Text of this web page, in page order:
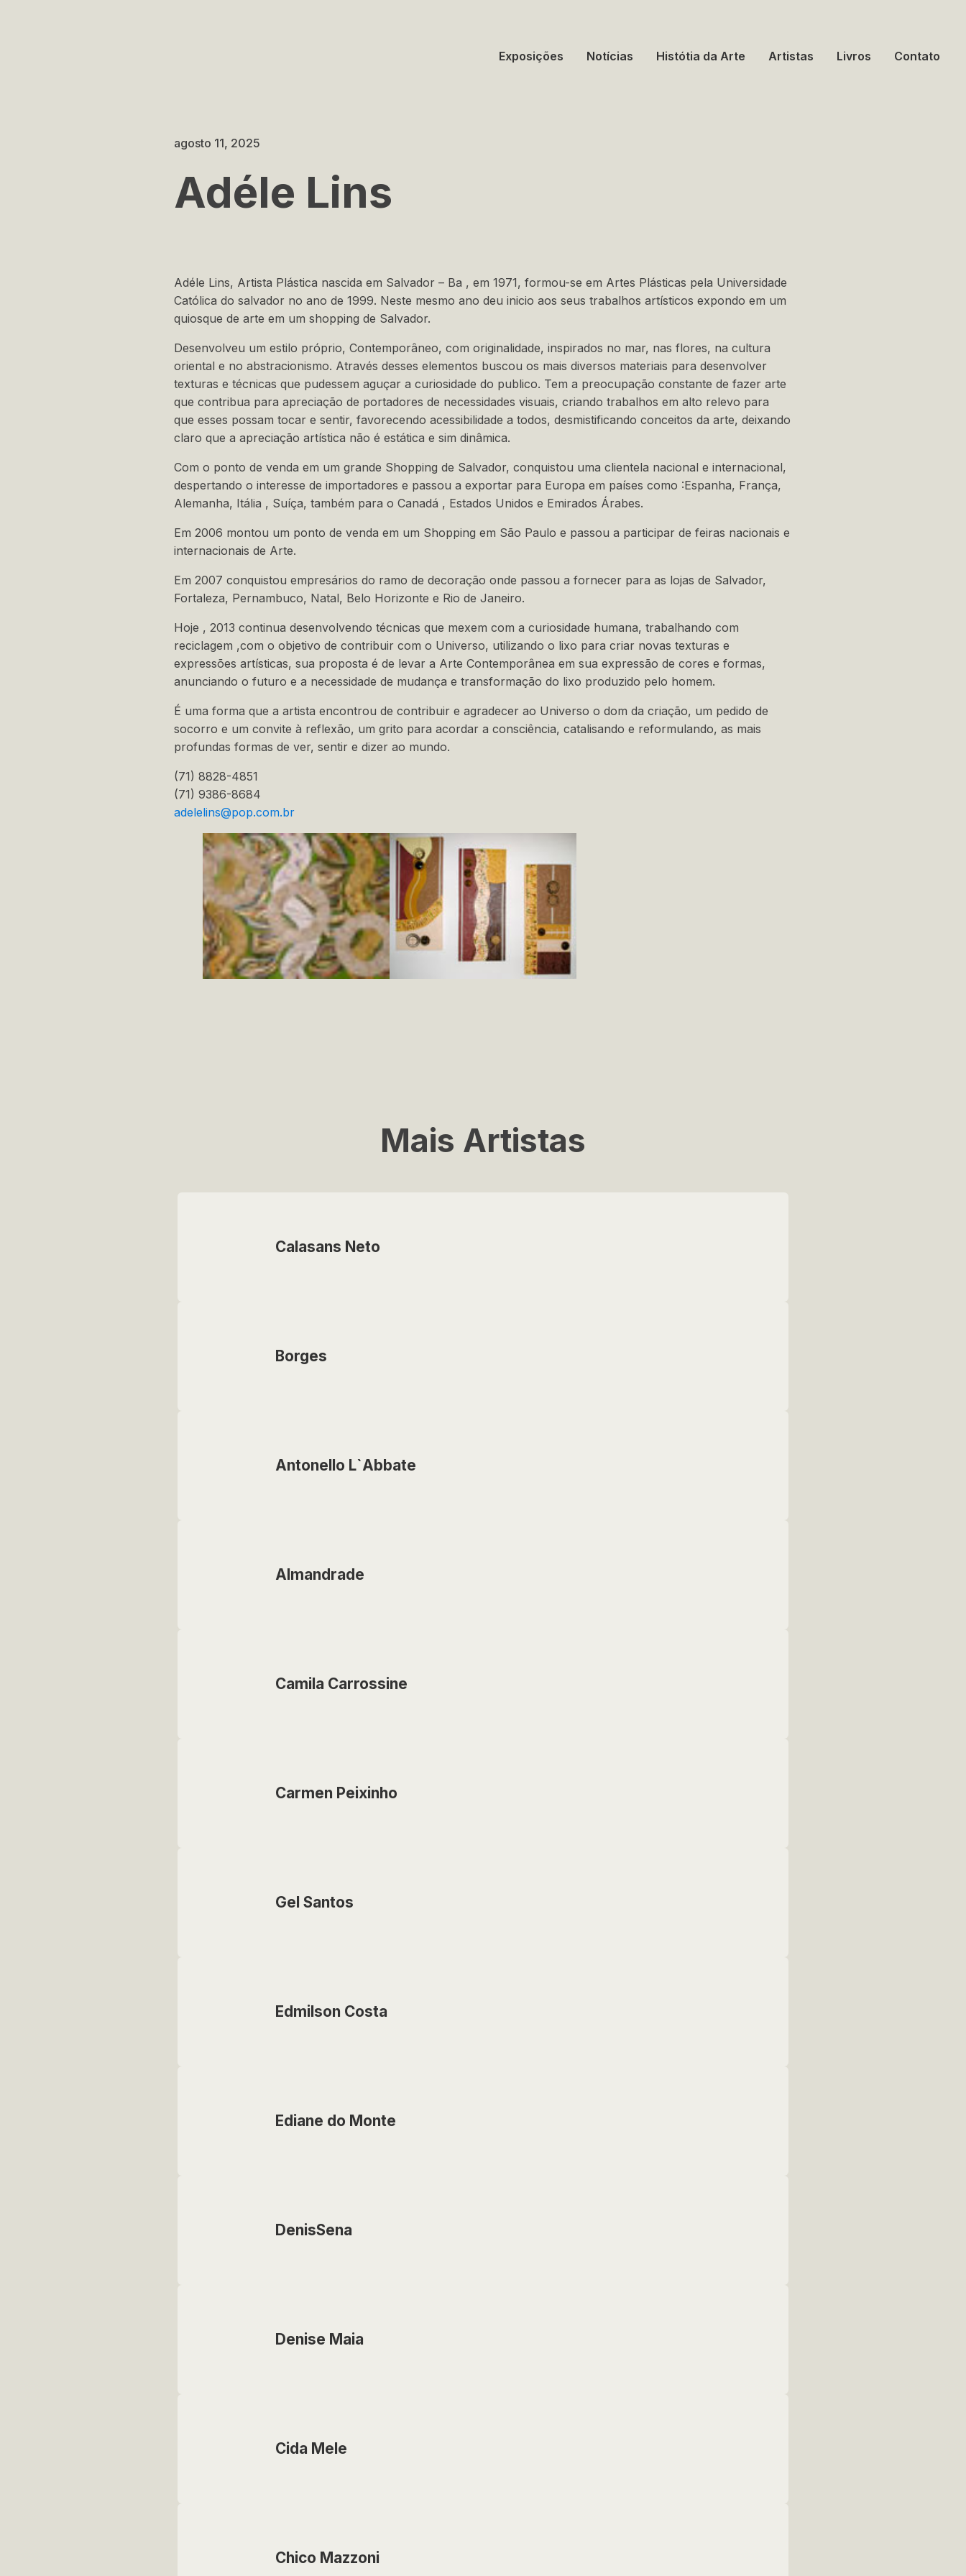
Exposições Notícias Histótia da Arte Artistas Livros Contato
agosto 11, 2025
Adéle Lins
Adéle Lins, Artista Plástica nascida em Salvador – Ba , em 1971, formou-se em Artes Plásticas pela Universidade
Católica do salvador no ano de 1999. Neste mesmo ano deu inicio aos seus trabalhos artísticos expondo em um
quiosque de arte em um shopping de Salvador.
Desenvolveu um estilo próprio, Contemporâneo, com originalidade, inspirados no mar, nas flores, na cultura
oriental e no abstracionismo. Através desses elementos buscou os mais diversos materiais para desenvolver
texturas e técnicas que pudessem aguçar a curiosidade do publico. Tem a preocupação constante de fazer arte
que contribua para apreciação de portadores de necessidades visuais, criando trabalhos em alto relevo para
que esses possam tocar e sentir, favorecendo acessibilidade a todos, desmistificando conceitos da arte, deixando
claro que a apreciação artística não é estática e sim dinâmica.
Com o ponto de venda em um grande Shopping de Salvador, conquistou uma clientela nacional e internacional,
despertando o interesse de importadores e passou a exportar para Europa em países como :Espanha, França,
Alemanha, Itália , Suíça, também para o Canadá , Estados Unidos e Emirados Árabes.
Em 2006 montou um ponto de venda em um Shopping em São Paulo e passou a participar de feiras nacionais e
internacionais de Arte.
Em 2007 conquistou empresários do ramo de decoração onde passou a fornecer para as lojas de Salvador,
Fortaleza, Pernambuco, Natal, Belo Horizonte e Rio de Janeiro.
Hoje , 2013 continua desenvolvendo técnicas que mexem com a curiosidade humana, trabalhando com
reciclagem ,com o objetivo de contribuir com o Universo, utilizando o lixo para criar novas texturas e
expressões artísticas, sua proposta é de levar a Arte Contemporânea em sua expressão de cores e formas,
anunciando o futuro e a necessidade de mudança e transformação do lixo produzido pelo homem.
É uma forma que a artista encontrou de contribuir e agradecer ao Universo o dom da criação, um pedido de
socorro e um convite à reflexão, um grito para acordar a consciência, catalisando e reformulando, as mais
profundas formas de ver, sentir e dizer ao mundo.
(71) 8828-4851
(71) 9386-8684
adelelins@pop.com.br
Mais Artistas
Calasans Neto
Borges
Antonello L`Abbate
Almandrade
Camila Carrossine
Carmen Peixinho
Gel Santos
Edmilson Costa
Ediane do Monte
DenisSena
Denise Maia
Cida Mele
Chico Mazzoni